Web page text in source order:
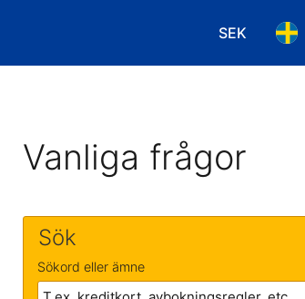
SEK
Välj
Vanliga frågor
Sök
Sökord eller ämne